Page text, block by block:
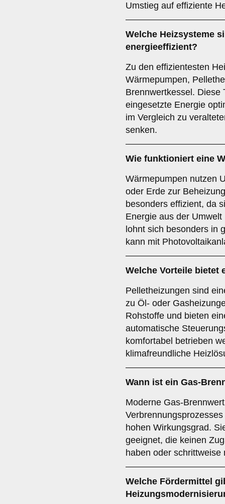
Umstieg auf effiziente
Welche Heizsysteme
energieeffizient?
Zu den effizientesten
Wärmepumpen,
Brennwertkessel. Diese
eingesetzte Energie
im Vergleich zu
senken.
Wie funktioniert eine
Wärmepumpen nutzen
oder Erde zur
besonders effizient, da
Energie aus der
lohnt sich besonders in
kann mit
Welche Vorteile bietet
Pelletheizungen sind
zu Öl- oder
Rohstoffe und bieten
automatische
komfortabel betrieben
klimafreundliche
Wann ist ein Gas-
Moderne Gas-
hohen Wirkungsgrad.
geeignet, die keinen
haben oder
Welche Fördermittel